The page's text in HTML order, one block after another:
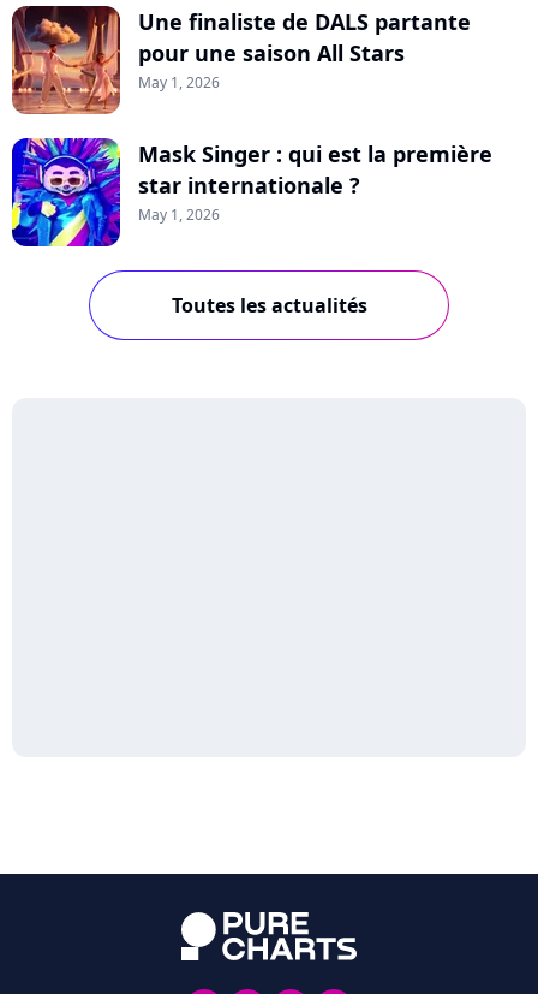
Une finaliste de DALS partante
pour une saison All Stars
May 1, 2026
Mask Singer : qui est la première
star internationale ?
May 1, 2026
Toutes les actualités